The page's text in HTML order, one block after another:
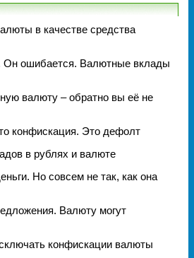
в качестве средства
Он ошибается. Валютные вклады
валюту – обратно вы её не
конфискация. Это дефолт
в рублях и валюте
Но совсем не так, как она
Валюту могут
конфискации валюты